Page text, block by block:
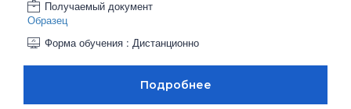
Получаемый документ
Образец
Форма обучения : Дистанционно